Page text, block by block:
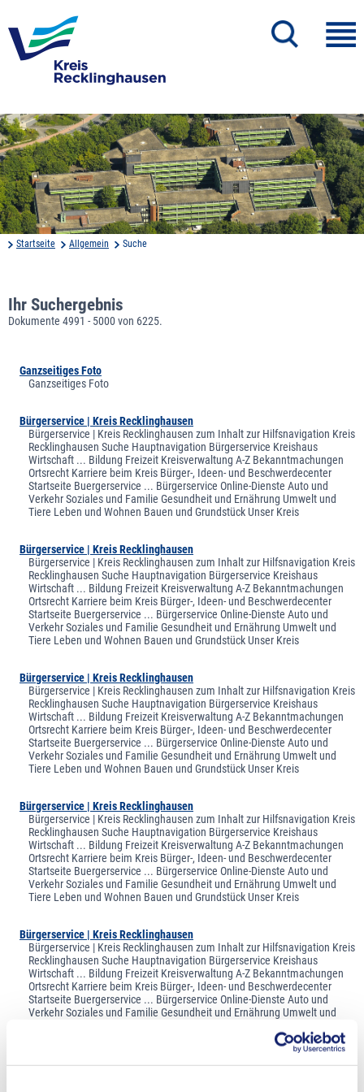
Startseite Allgemein Suche
Ihr Suchergebnis
Dokumente 4991 - 5000 von 6225.
Ganzseitiges Foto
Ganzseitiges Foto
Bürgerservice | Kreis Recklinghausen
Bürgerservice | Kreis Recklinghausen zum Inhalt zur Hilfsnavigation Kreis
Recklinghausen Suche Hauptnavigation Bürgerservice Kreishaus
Wirtschaft ... Bildung Freizeit Kreisverwaltung A-Z Bekanntmachungen
Ortsrecht Karriere beim Kreis Bürger-, Ideen- und Beschwerdecenter
Startseite Buergerservice ... Bürgerservice Online-Dienste Auto und
Verkehr Soziales und Familie Gesundheit und Ernährung Umwelt und
Tiere Leben und Wohnen Bauen und Grundstück Unser Kreis
Bürgerservice | Kreis Recklinghausen
Bürgerservice | Kreis Recklinghausen zum Inhalt zur Hilfsnavigation Kreis
Recklinghausen Suche Hauptnavigation Bürgerservice Kreishaus
Wirtschaft ... Bildung Freizeit Kreisverwaltung A-Z Bekanntmachungen
Ortsrecht Karriere beim Kreis Bürger-, Ideen- und Beschwerdecenter
Startseite Buergerservice ... Bürgerservice Online-Dienste Auto und
Verkehr Soziales und Familie Gesundheit und Ernährung Umwelt und
Tiere Leben und Wohnen Bauen und Grundstück Unser Kreis
Bürgerservice | Kreis Recklinghausen
Bürgerservice | Kreis Recklinghausen zum Inhalt zur Hilfsnavigation Kreis
Recklinghausen Suche Hauptnavigation Bürgerservice Kreishaus
Wirtschaft ... Bildung Freizeit Kreisverwaltung A-Z Bekanntmachungen
Ortsrecht Karriere beim Kreis Bürger-, Ideen- und Beschwerdecenter
Startseite Buergerservice ... Bürgerservice Online-Dienste Auto und
Verkehr Soziales und Familie Gesundheit und Ernährung Umwelt und
Tiere Leben und Wohnen Bauen und Grundstück Unser Kreis
Bürgerservice | Kreis Recklinghausen
Bürgerservice | Kreis Recklinghausen zum Inhalt zur Hilfsnavigation Kreis
Recklinghausen Suche Hauptnavigation Bürgerservice Kreishaus
Wirtschaft ... Bildung Freizeit Kreisverwaltung A-Z Bekanntmachungen
Ortsrecht Karriere beim Kreis Bürger-, Ideen- und Beschwerdecenter
Startseite Buergerservice ... Bürgerservice Online-Dienste Auto und
Verkehr Soziales und Familie Gesundheit und Ernährung Umwelt und
Tiere Leben und Wohnen Bauen und Grundstück Unser Kreis
Bürgerservice | Kreis Recklinghausen
Bürgerservice | Kreis Recklinghausen zum Inhalt zur Hilfsnavigation Kreis
Recklinghausen Suche Hauptnavigation Bürgerservice Kreishaus
Wirtschaft ... Bildung Freizeit Kreisverwaltung A-Z Bekanntmachungen
Ortsrecht Karriere beim Kreis Bürger-, Ideen- und Beschwerdecenter
Startseite Buergerservice ... Bürgerservice Online-Dienste Auto und
Verkehr Soziales und Familie Gesundheit und Ernährung Umwelt und
Bürgerservice | Kreis Recklinghausen